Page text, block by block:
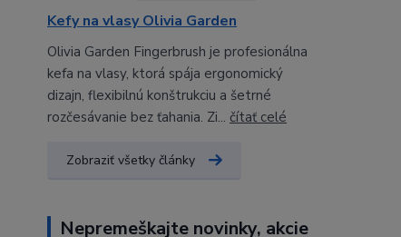
Kefy na vlasy Olivia Garden
Olivia Garden Fingerbrush je profesionálna
kefa na vlasy, ktorá spája ergonomický
dizajn, flexibilnú konštrukciu a šetrné
rozčesávanie bez ťahania. Zi... čítať celé
Zobraziť všetky články
Nepremeškajte novinky, akcie